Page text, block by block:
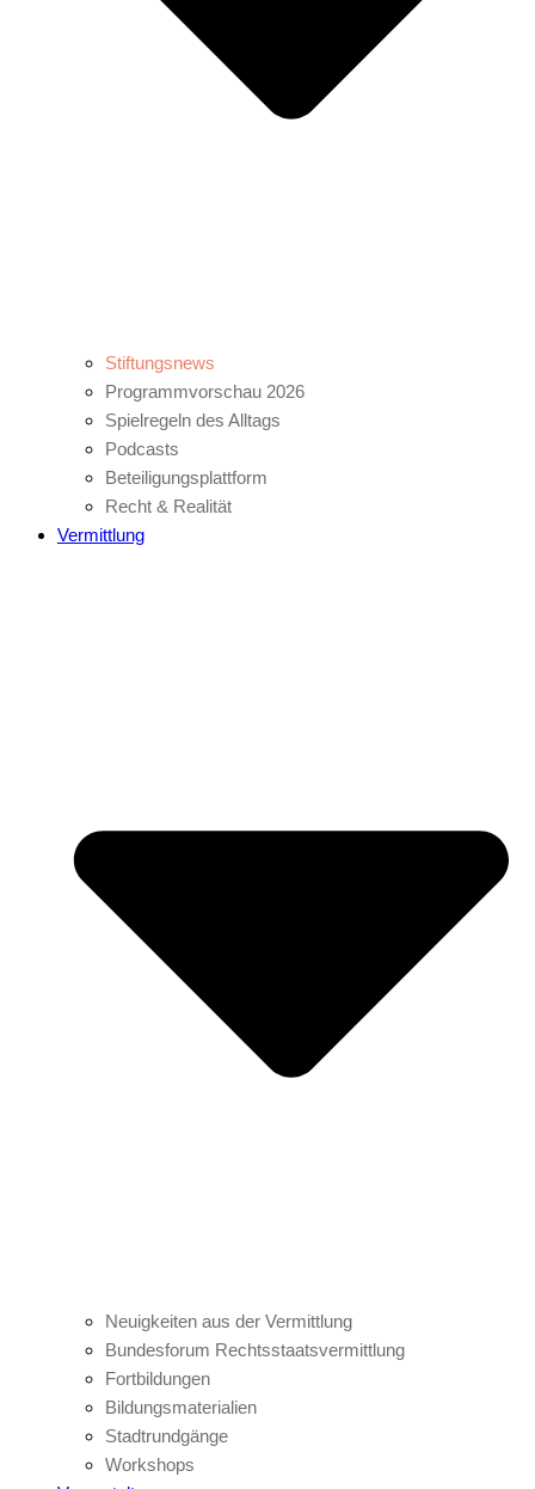
Stiftungsnews
Programmvorschau 2026
Spielregeln des Alltags
Podcasts
Beteiligungsplattform
Recht & Realität
Vermittlung
Neuigkeiten aus der Vermittlung
Bundesforum Rechtsstaatsvermittlung
Fortbildungen
Bildungsmaterialien
Stadtrundgänge
Workshops